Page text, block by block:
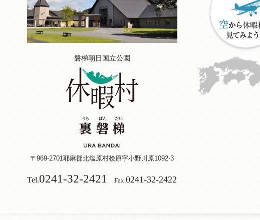
磐梯朝日国立公園
〒969-2701耶麻郡北塩原村桧原字小野川原1092-3
Tel.0241-32-2421 Fax. 0241-32-2422